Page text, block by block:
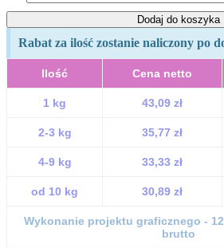
Dodaj do koszyka
Rabat za ilość zostanie naliczony po
Ilość Cena netto
1 kg 43,09 zł
2-3 kg 35,77 zł
4-9 kg 33,33 zł
od 10 kg 30,89 zł
Wykonanie projektu graficznego -
brutto